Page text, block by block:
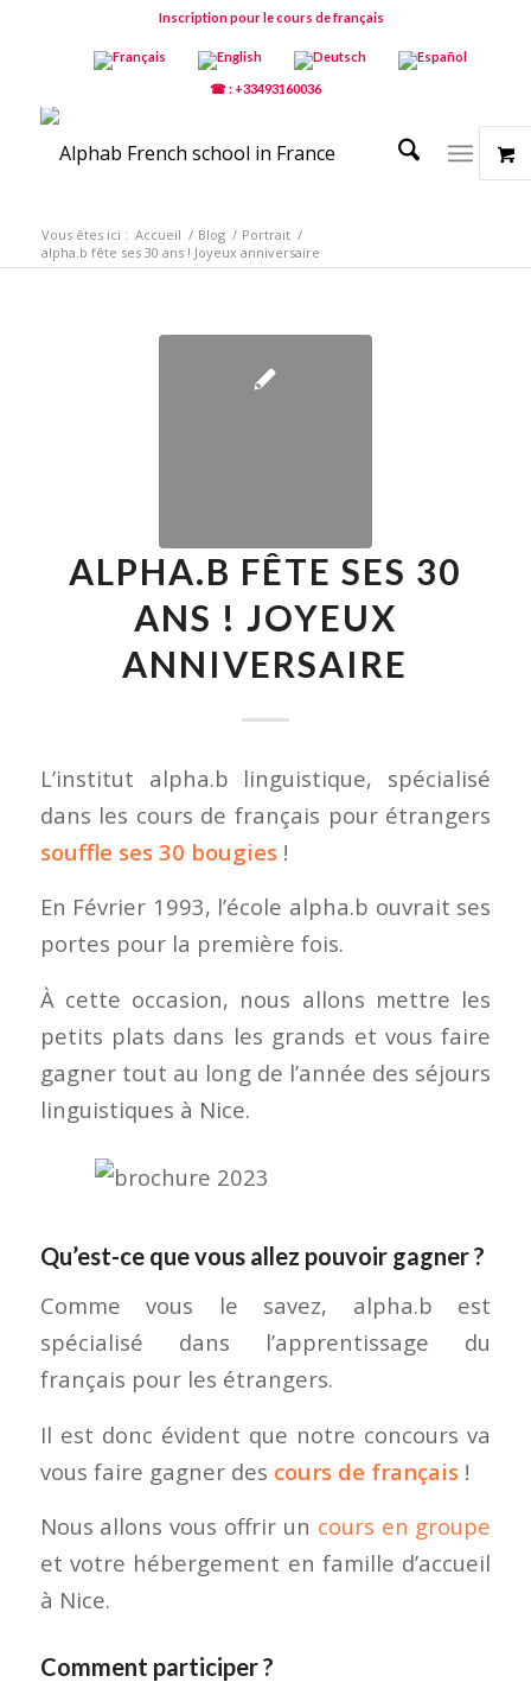
Inscription pour le cours de français
☎ : +33493160036
Vous êtes ici : Accueil / Blog / Portrait /
alpha.b fête ses 30 ans ! Joyeux anniversaire
ALPHA.B FÊTE SES 30
ANS ! JOYEUX
ANNIVERSAIRE
L’institut alpha.b linguistique, spécialisé
dans les cours de français pour étrangers
souffle ses 30 bougies!
En Février 1993, l’école alpha.b ouvrait ses
portes pour la première fois.
À cette occasion, nous allons mettre les
petits plats dans les grands et vous faire
gagner tout au long de l’année des séjours
linguistiques à Nice.
Qu’est-ce que vous allez pouvoir gagner ?
Comme vous le savez, alpha.b est
spécialisé dans l’apprentissage du
français pour les étrangers.
Il est donc évident que notre concours va
vous faire gagner des cours de français!
Nous allons vous offrir un cours en groupe
et votre hébergement en famille d’accueil
à Nice.
Comment participer ?